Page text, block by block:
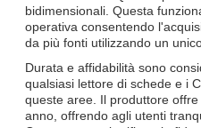
bidimensionali. Questa
operativa consentendo
da più fonti utilizzando un
Durata e affidabilità sono
qualsiasi lettore di schede e i
queste aree. Il produttore
anno, offrendo agli utenti